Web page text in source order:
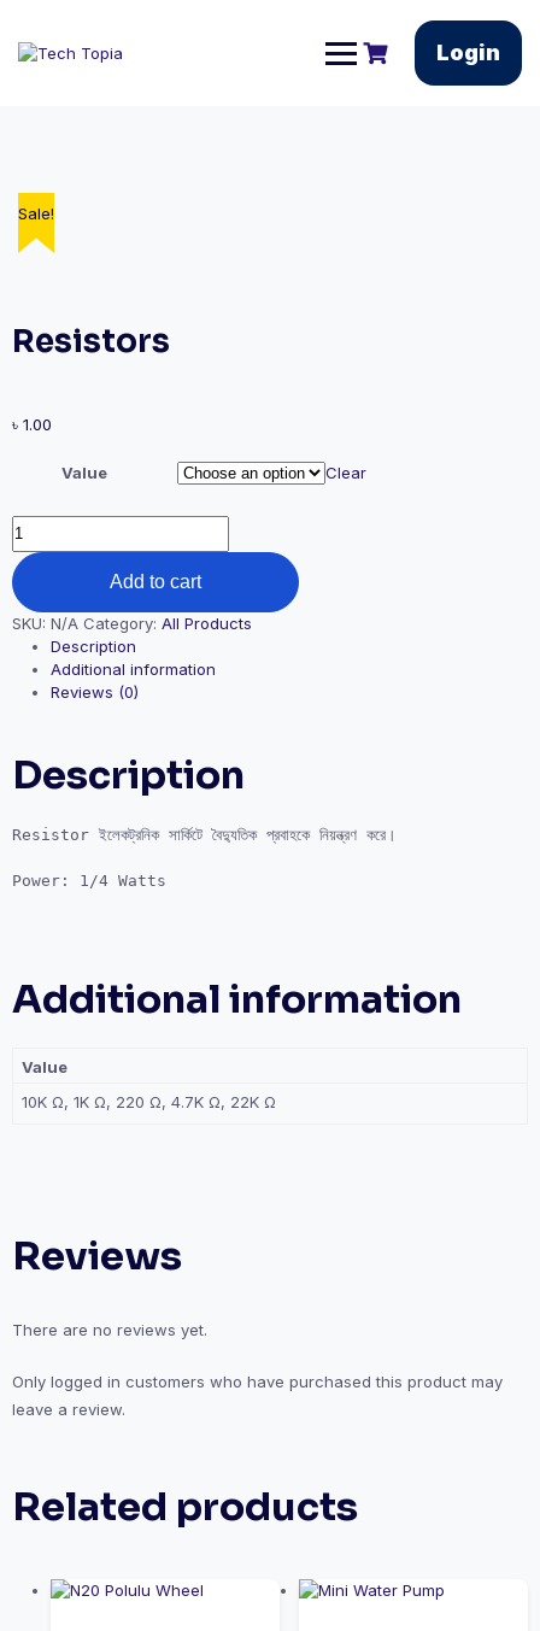
Login
Resistors
৳ 1.00
Value Clear
Add to cart
SKU: N/A Category: All Products
Description
Additional information
Reviews (0)
Description
Resistor ইলেকট্রনিক সার্কিটে বৈদ্যুতিক প্রবাহকে নিয়ন্ত্রণ করে।
Power: 1/4 Watts
Additional information
Value
10K Ω, 1K Ω, 220 Ω, 4.7K Ω, 22K Ω
Reviews
There are no reviews yet.
Only logged in customers who have purchased this product may
leave a review.
Related products
Sale!